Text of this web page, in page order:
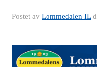
Postet av Lommedalen IL